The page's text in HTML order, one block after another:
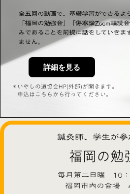
全五回の動画で、基礎学習ができるよ
「福岡の勉強会」「傷寒論Zoom輪読
みであることを前提に話をしていき
ません。
詳細を見る
＊いやしの道協会HP(外部)が開きます。
申込はこちらから行ってください。
鍼灸師、学生が
福岡の勉
毎月第二日曜 10
福岡市内の会場